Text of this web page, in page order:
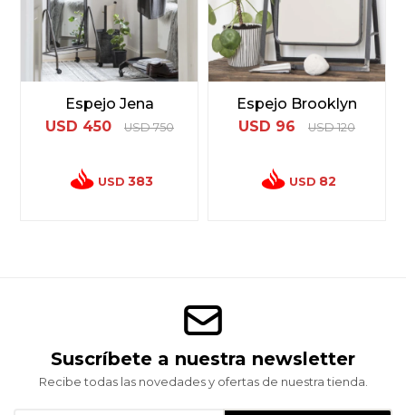
Espejo Jena
USD 450 USD 750
USD 383
Espejo Brooklyn
USD 96 USD 120
USD 82
Suscríbete a nuestra newsletter
Recibe todas las novedades y ofertas de nuestra tienda.